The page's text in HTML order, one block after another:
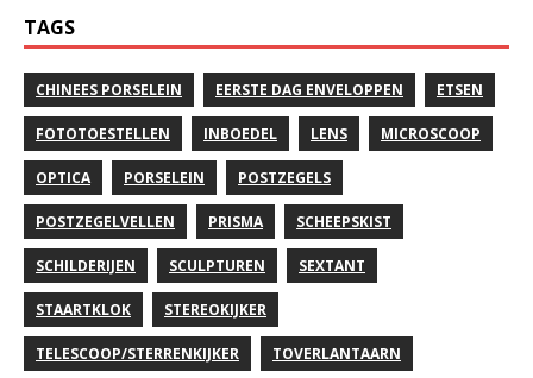
TAGS
CHINEES PORSELEIN EERSTE DAG ENVELOPPEN ETSEN
FOTOTOESTELLEN INBOEDEL LENS MICROSCOOP
OPTICA PORSELEIN POSTZEGELS
POSTZEGELVELLEN PRISMA SCHEEPSKIST
SCHILDERIJEN SCULPTUREN SEXTANT
STAARTKLOK STEREOKIJKER
TELESCOOP/STERRENKIJKER TOVERLANTAARN